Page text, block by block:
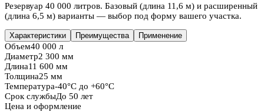
Резервуар 40 000 литров. Базовый (длина 11,6 м) и расширенный
(длина 6,5 м) варианты — выбор под форму вашего участка.
Характеристики Преимущества Применение
Объем40 000 л
Диаметр2 300 мм
Длина11 600 мм
Толщина25 мм
Температура-40°C до +60°C
Срок службыДо 50 лет
Цена и оформление